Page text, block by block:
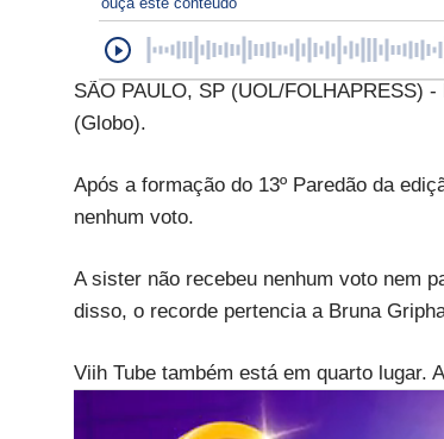
SÃO PAULO, SP (UOL/FOLHAPRESS)
(Globo).
Após a formação do 13º Paredão da
nenhum voto.
A sister não recebeu nenhum voto nem
disso, o recorde pertencia a Bruna
Viih Tube também está em quarto lugar.